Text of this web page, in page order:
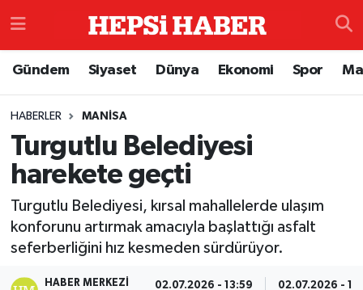
Gündem Siyaset Dünya Ekonomi Spor
HABERLER MANISA
Turgutlu Belediyesi
harekete geçti
Turgutlu Belediyesi, kırsal mahallelerde ulaşım
konforunu artırmak amacıyla başlattığı asfalt
seferberliğini hız kesmeden sürdürüyor.
HABER MERKEZI 02.07.2026 - 13:59 02.07.2026 -
Çevre
Dünya
Eğitim
İzmir Namaz Vakitleri
İstanbul Trafik Yoğunluk Haritası
Süper Lig Puan Durumu ve Fikstür